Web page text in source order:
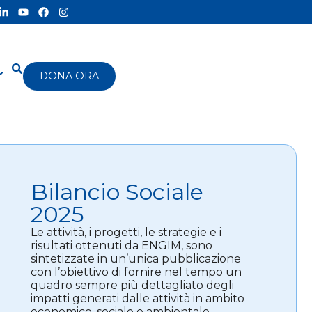
DONA ORA
Bilancio Sociale
2025
Le attività, i progetti, le strategie e i
risultati ottenuti da ENGIM, sono
sintetizzate in un’unica pubblicazione
con l’obiettivo di fornire nel tempo un
quadro sempre più dettagliato degli
impatti generati dalle attività in ambito